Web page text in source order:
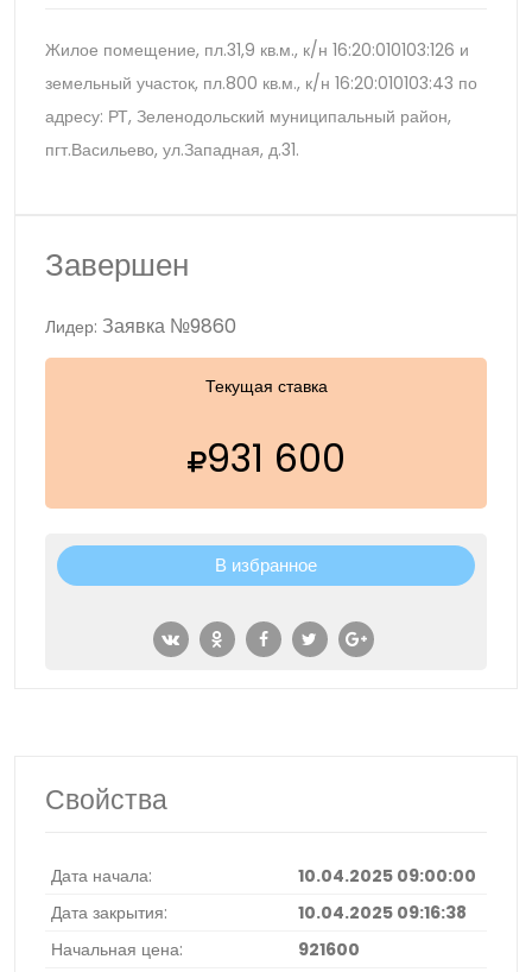
Жилое помещение, пл.31,9 кв.м., к/н 16:20:010103:126 и
земельный участок, пл.800 кв.м., к/н 16:20:010103:43 по
адресу: РТ, Зеленодольский муниципальный район,
пгт.Васильево, ул.Западная, д.31.
Завершен
Лидер: Заявка №9860
Текущая ставка
931 600
В избранное
Свойства
Дата начала:
10.04.2025 09:00:00
Дата закрытия:
10.04.2025 09:16:38
Начальная цена:
921600